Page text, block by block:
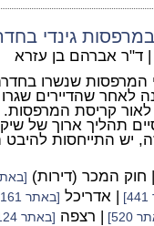
גינדי
| ד"ר אברהם בן עזרא
המרפסות שנשרו
לאחר שהדיירים שגרו
קריסת המרפסות.
תהליך ארוך של
יש התייחסות להיבט
| חוק המכר (דירות) [באתר
| אדריכל [באתר 161]
520] | רצפה [באתר 124]